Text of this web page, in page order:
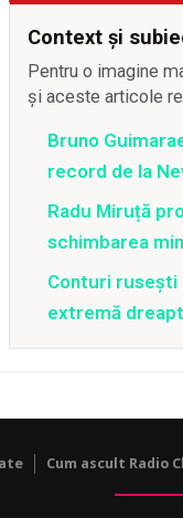
Context și
Pentru o imagine
și aceste articole
Bruno
record de la
Radu Miruță
schimbarea
Conturi rusești
extremă
Cum ascult Radio